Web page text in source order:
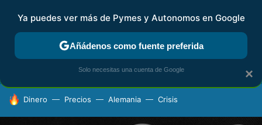
FISCALIDAD Y CONTABILIDAD KIT DIGITAL RENTA
HOY SE HABLA DE
Dinero Precios Alemania Crisis
×
Ya puedes ver más de Pymes y Autonomos en Google
Añádenos como fuente preferida
Solo necesitas una cuenta de Google